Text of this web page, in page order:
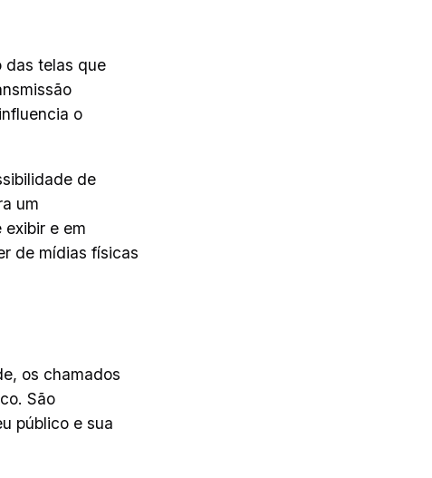
das telas que
o
de
um
e em
de mídias físicas
os chamados
São
público e sua